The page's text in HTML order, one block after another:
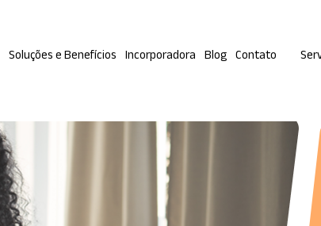
Soluções e Benefícios Incorporadora Blog Contato